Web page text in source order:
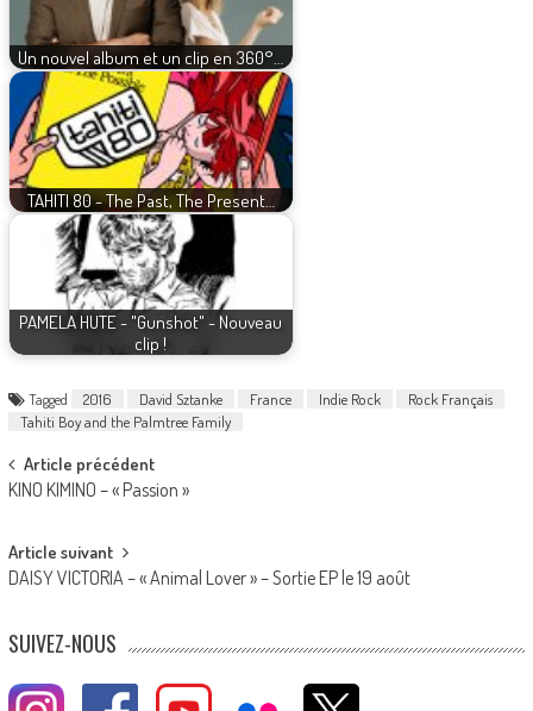
Un nouvel album et un clip en 360°…
TAHITI 80 - The Past, The Present…
PAMELA HUTE - "Gunshot" - Nouveau
clip !
Tagged 2016 David Sztanke France Indie Rock
Rock Français
Tahiti Boy and the Palmtree Family
Post
navigation
Article précédent
KINO KIMINO – « Passion »
Article suivant
DAISY VICTORIA – « Animal Lover » – Sortie EP le 19 août
SUIVEZ-NOUS